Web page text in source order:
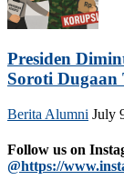
Presiden
Soroti
Berita Alumni July
Follow us on
@https://